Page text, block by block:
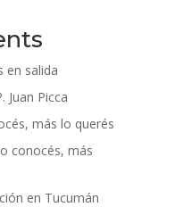
en salida
Juan Picca
más lo querés
conocés, más
en Tucumán